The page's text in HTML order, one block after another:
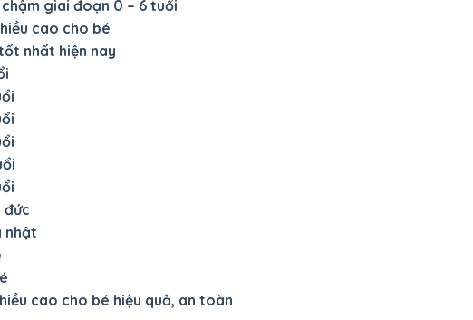
giai đoạn 0 – 6 tuổi
cao cho bé
nhất hiện nay
đức
nhật
cao cho bé hiệu quả, an toàn